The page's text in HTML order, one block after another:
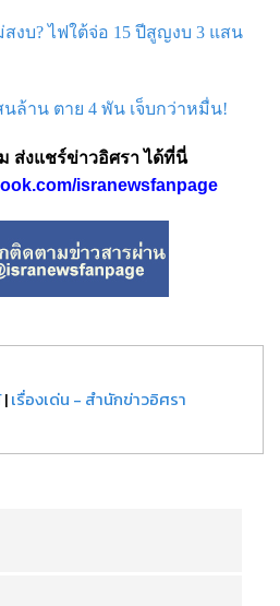
สงบ? ไฟใต้จ่อ 15 ปีสูญงบ 3 แสน
นล้าน ตาย 4 พัน เจ็บกว่าหมื่น!
ส่งแชร์ข่าวอิศรา ได้ที่นี่
isranewsfanpage
|เรื่องเด่น - สำนักข่าวอิศรา